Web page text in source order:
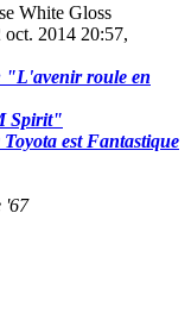
White Gloss
oct. 2014 20:57,
"L'avenir roule en
Spirit"
est Fantastique
'67